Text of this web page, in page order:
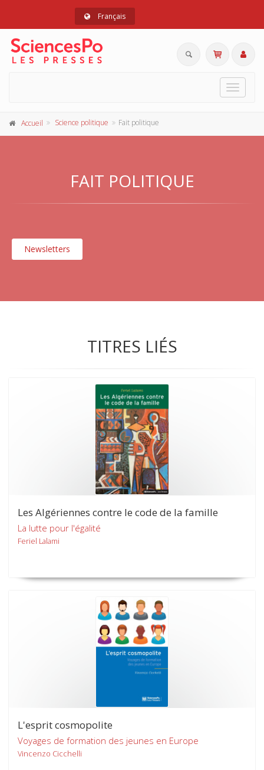
Français
Toggle
Accueil Science politique Fait politique
FAIT POLITIQUE
Newsletters
TITRES LIÉS
Les Algériennes contre le code de la famille
La lutte pour l'égalité
Feriel Lalami
L'esprit cosmopolite
Voyages de formation des jeunes en Europe
Vincenzo Cicchelli